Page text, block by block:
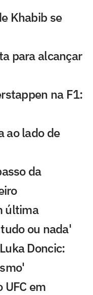
Khabib se
para alcançar
na F1:
ao lado de
da
última
ou nada'
Doncic:
em